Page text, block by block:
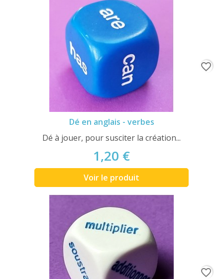
Dé en anglais - verbes
Dé à jouer, pour susciter la création...
1,20 €
Voir le produit
favorite_border
favorite_border